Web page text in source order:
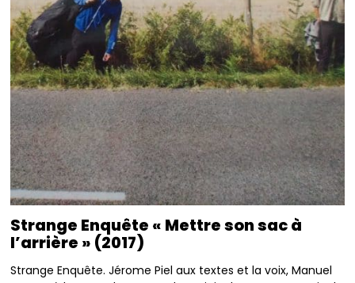
Strange Enquête « Mettre son sac à
l’arrière » (2017)
Strange Enquête. Jérome Piel aux textes et la voix, Manuel